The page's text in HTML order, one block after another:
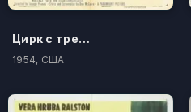
Цирк с тремя аренами
1954, США